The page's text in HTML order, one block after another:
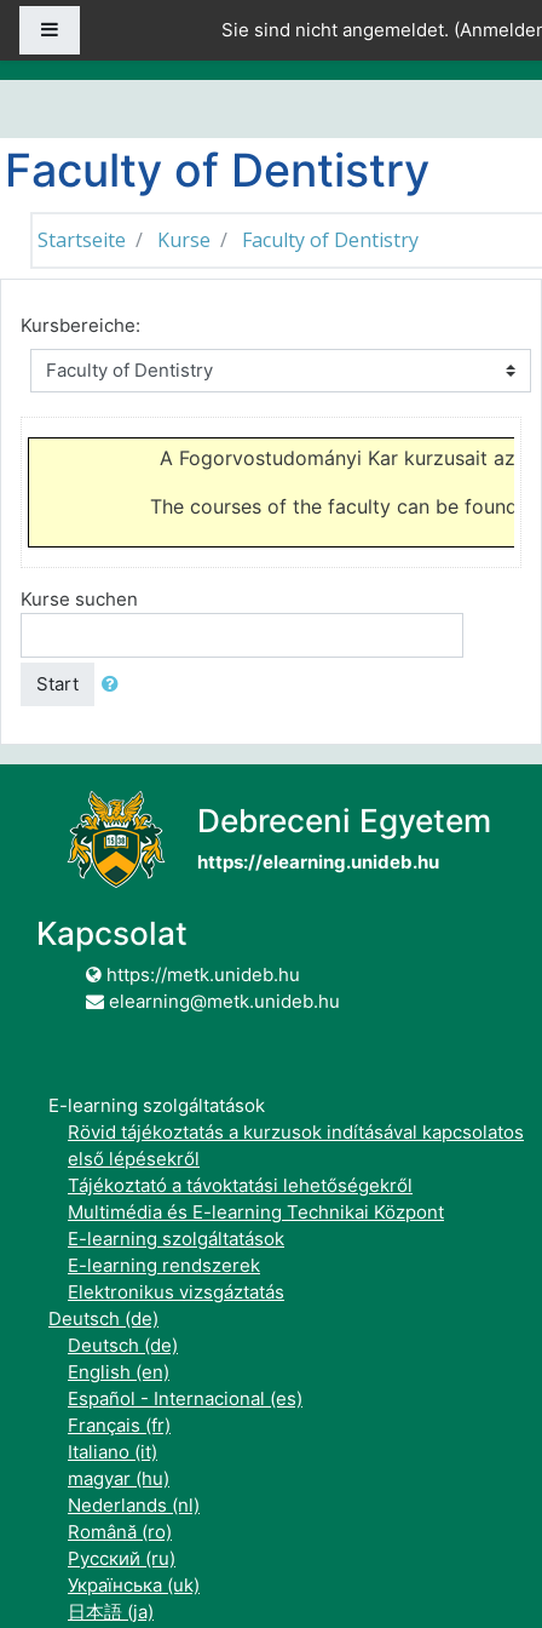
Zum Hauptinhalt
Sie sind nicht angemeldet. (
Faculty of Dentistry
Startseite Kurse Faculty of Dentistry
Kursbereiche:
A Fogorvostudományi Kar kurzusait az
The courses of the faculty can be found
Kurse suchen
Start
Debreceni Egyetem
https://elearning.unideb.hu
Kapcsolat
https://metk.unideb.hu
elearning@metk.unideb.hu
E-learning szolgáltatások
Rövid tájékoztatás a kurzusok indításával kapcsolatos
első lépésekről
Tájékoztató a távoktatási lehetőségekről
Multimédia és E-learning Technikai Központ
E-learning szolgáltatások
E-learning rendszerek
Elektronikus vizsgáztatás
Deutsch ‎(de)‎
Deutsch ‎(de)‎
English ‎(en)‎
Español - Internacional ‎(es)‎
Français ‎(fr)‎
Italiano ‎(it)‎
magyar ‎(hu)‎
Nederlands ‎(nl)‎
Română ‎(ro)‎
Русский ‎(ru)‎
Українська ‎(uk)‎
日本語 ‎(ja)‎